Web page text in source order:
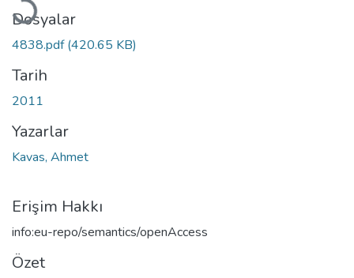
Dosyalar
4838.pdf(420.65 KB)
Tarih
2011
Yazarlar
Kavas, Ahmet
Erişim Hakkı
info:eu-repo/semantics/openAccess
Özet